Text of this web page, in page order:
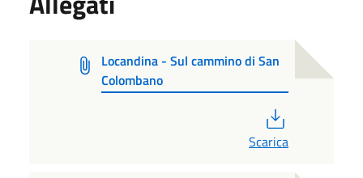
Locandina - Sul cammino di San
Colombano
Scarica